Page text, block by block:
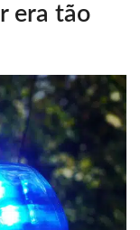
era tão